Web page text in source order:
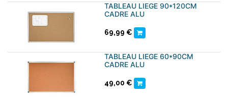
TABLEAU LIEGE 90*120CM
CADRE ALU
69,99 €
TABLEAU LIEGE 60*90CM
CADRE ALU
49,00 €